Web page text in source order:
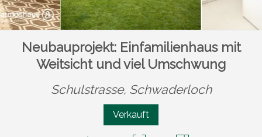
Neubauprojekt: Einfamilienhaus mit
Weitsicht und viel Umschwung
Schulstrasse, Schwaderloch
Verkauft